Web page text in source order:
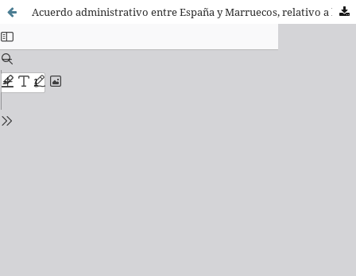
Acuerdo administrativo entre España y Marruecos, relativo a los trabajadores de temporada, de fecha 30 de septiembre de 1999.